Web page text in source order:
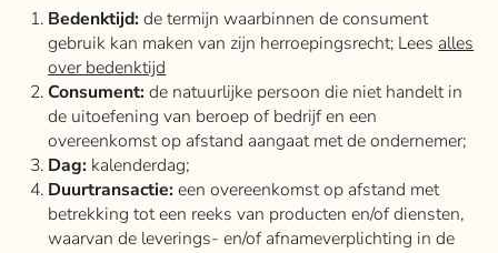
Bedenktijd: de termijn waarbinnen de consument
gebruik kan maken van zijn herroepingsrecht; Lees alles
over bedenktijd
Consument: de natuurlijke persoon die niet handelt in
de uitoefening van beroep of bedrijf en een
overeenkomst op afstand aangaat met de ondernemer;
Dag: kalenderdag;
Duurtransactie: een overeenkomst op afstand met
betrekking tot een reeks van producten en/of diensten,
waarvan de leverings- en/of afnameverplichting in de